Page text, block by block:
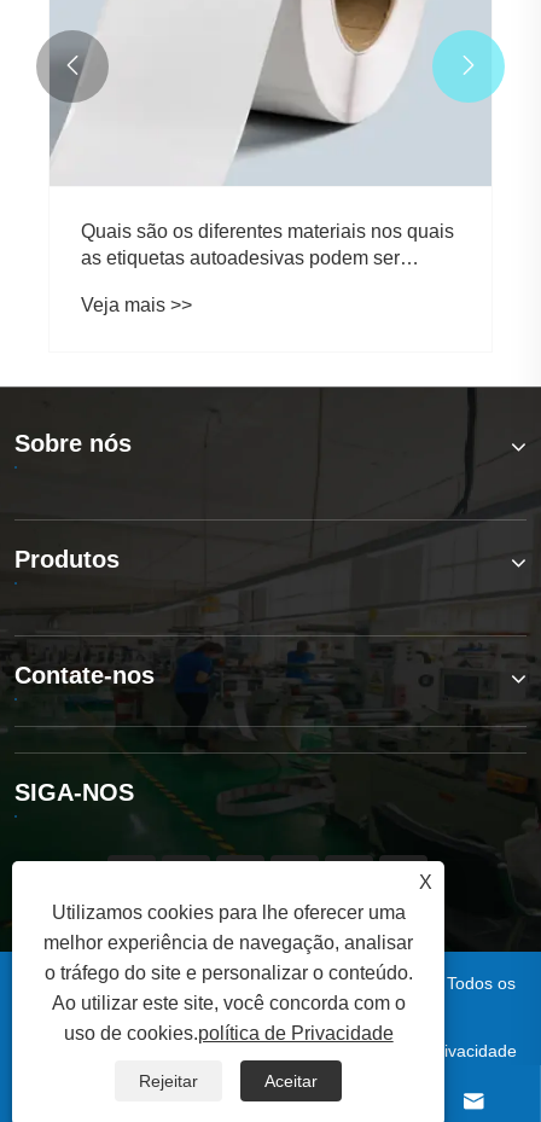
Quais são os diferentes materiais nos quais
as etiquetas autoadesivas podem ser
Veja mais >>
 
Sobre nós
Produtos
Contate-nos
SIGA-NOS
Copyright © 2025 Qingdao Xinsen Packaging Co., Ltd. Todos os
direitos reservados.
política de Privacidade
 
X
Utilizamos cookies para lhe oferecer uma
melhor experiência de navegação, analisar
o tráfego do site e personalizar o conteúdo.
Ao utilizar este site, você concorda com o
uso de cookies.política de Privacidade
Rejeitar Aceitar